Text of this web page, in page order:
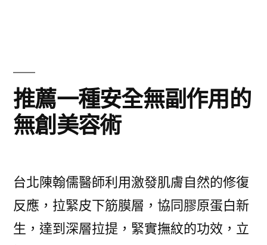
推薦一種安全無副作用的
無創美容術
台北陳翰儒醫師利用激發肌膚自然的修復
反應，拉緊皮下筋膜層，協同膠原蛋白新
生，達到深層拉提，緊實撫紋的功效，立